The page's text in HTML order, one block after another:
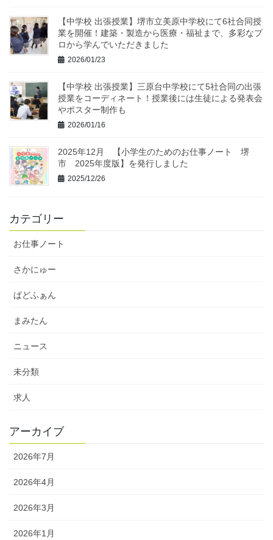
【中学校 出張授業】堺市立美原中学校にて6社合同授
業を開催！建築・製造から医療・福祉まで、多彩なプ
ロから学んでいただきました
2026/01/23
【中学校 出張授業】三原台中学校にて5社合同の出張
授業をコーディネート！授業後には生徒による発表会
やポスター制作も
2026/01/16
2025年12月 【小学生のためのお仕事ノート 堺
市 2025年度版】を発行しました
2025/12/26
カテゴリー
お仕事ノート
さかにゅー
ぱどふぁん
まみたん
ニュース
未分類
求人
アーカイブ
2026年7月
2026年4月
2026年3月
2026年1月